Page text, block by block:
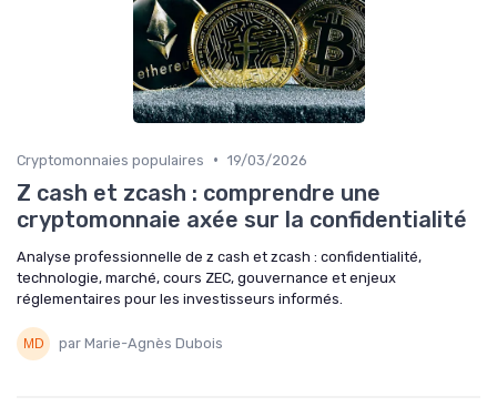
Cryptomonnaies populaires • 19/03/2026
Z cash et zcash : comprendre une
cryptomonnaie axée sur la confidentialité
Analyse professionnelle de z cash et zcash : confidentialité,
technologie, marché, cours ZEC, gouvernance et enjeux
réglementaires pour les investisseurs informés.
par Marie-Agnès Dubois